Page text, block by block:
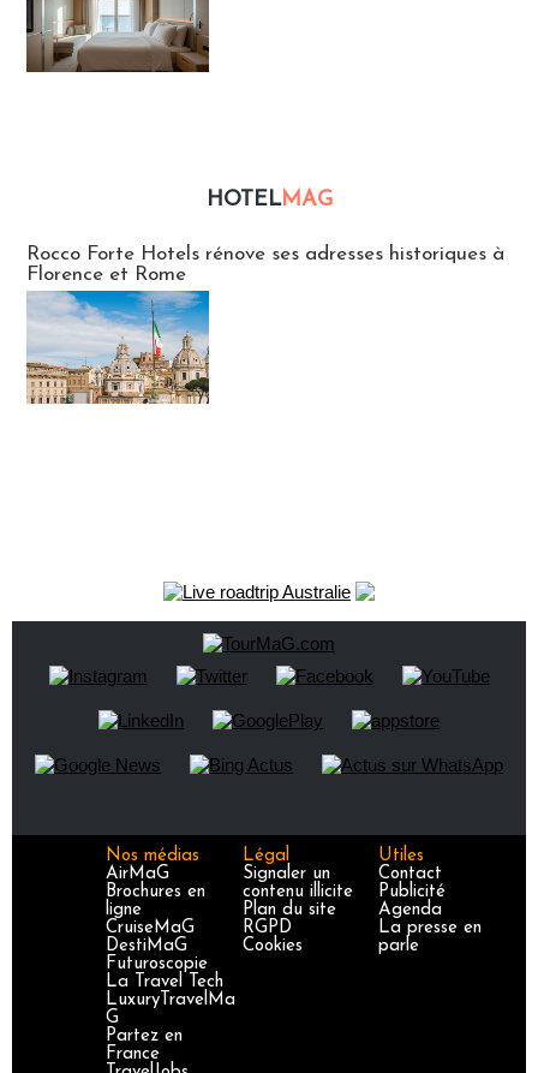
HOTELMAG
Rocco Forte Hotels rénove ses adresses historiques à
Florence et Rome
Nos médias
AirMaG
Brochures en
ligne
CruiseMaG
DestiMaG
Futuroscopie
La Travel Tech
LuxuryTravelMa
G
Partez en
France
Légal
Signaler un
contenu illicite
Plan du site
RGPD
Cookies
Utiles
Contact
Publicité
Agenda
La presse en
parle